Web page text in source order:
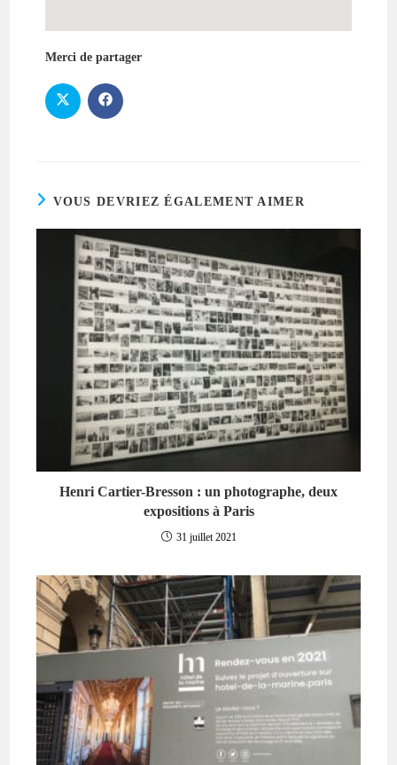
Merci de partager
VOUS DEVRIEZ ÉGALEMENT AIMER
Henri Cartier-Bresson : un photographe, deux
expositions à Paris
31 juillet 2021